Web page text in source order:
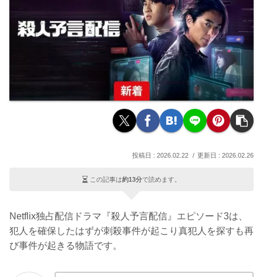
2026.02.22 2026.02.26
この記事は約13分で読めます。
Netflix独占配信ドラマ『殺人予言配信』エピソード3は、
犯人を確保したはずが刺殺事件が起こり真犯人を探すも再
び事件が起きる物語です。